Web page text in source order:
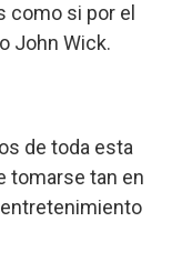
como si por el
John Wick.
de toda esta
tomarse tan en